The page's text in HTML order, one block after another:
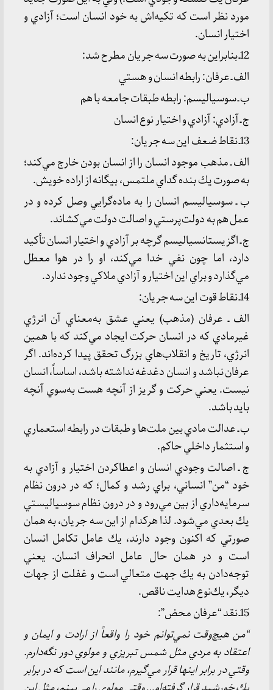
مورد نظر است كه تكيه‌اش به خود انسان است؛ آزادي و
اختيار انسان.
12ـ بنابراين به صورت سه جريان مطرح شد:
الف ـ عرفان: رابطه انسان و هستي
ب ـ سوسياليسم: رابطه طبقات جامعه با هم
ج ـ آزادي: آزادي و اختيار نوع انسان
13ـ نقاط ضعف اين سه جريان:
الف ـ مذهب موجود انسان را از انسان بودن خارج مي‌كند؛
به صورت يك بنده گداي ملتمس، بيگانه از اراده خويش.
ب ـ سوسياليسم انسان را به ماده‌گرايي وصل كرده و در
عمل هم به دولت‌‌پرستي و اصالت دولت مي‌كشاند.
ج ـ اگزيستانسياليسم گرچه بر آزادي و اختيار انسان تأكيد
دارد، اما چون نفي خدا مي‌كند، او را در هوا معطل
مي‌گذارد و براي اين اختيار و آزادي ملاكي وجود ندارد.
14ـ نقاط قوت اين سه جريان:
الف ـ عرفان (مذهب) يعني عشق به‌معناي آن انرژي
غيرمادي كه در انسان حركت ايجاد مي‌كند كه با همين
انرژي، تاريخ و انقلاب‌هاي بزرگ تحقق پيدا كرده‌اند. اگر
عرفان نباشد و انسان دغدغه نداشته باشد، اساساً، انسان
نيست. يعني حركت و گريز از آنچه هست به‌سوي آنچه
بايد باشد.
ب ـ عدالت مادي بين ملت‌ها و طبقات در رابطه استعماري
و استثمار داخلي حاكم.
ج ـ اصالت وجودي انسان و اعطاكردن اختيار و آزادي به
خود “من” انساني، براي رشد و كمال؛ كه در درون نظام
سرمايه‌داري از بين مي‌رود و در درون نظام سوسياليستي
يك بعدي مي‌شود. لذا هركدام از اين سه جريان، به همان
صورتي كه اكنون وجود دارند، يك عامل تكامل انسان
است و در همان حال عامل انحراف انسان. يعني
توجه‌دادن به يك جهت متعالي است و غفلت از جهات
ديگر، يك‌نوع هدايت ناقص.
15ـ نقد “عرفان محض”:
“من هيچ‌وقت نمي‌توانم خود را واقعاً از ارادت و ايمان و
اعتقاد به مردي مثل شمس تبريزي و مولوي دور نگه‌دارم.
وقتي در برابر اينها قرار مي‌گيرم، مانند اين است كه در برابر